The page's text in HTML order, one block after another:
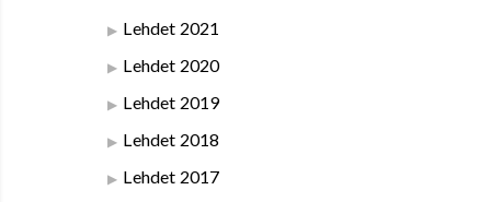
Lehdet 2021
Lehdet 2020
Lehdet 2019
Lehdet 2018
Lehdet 2017